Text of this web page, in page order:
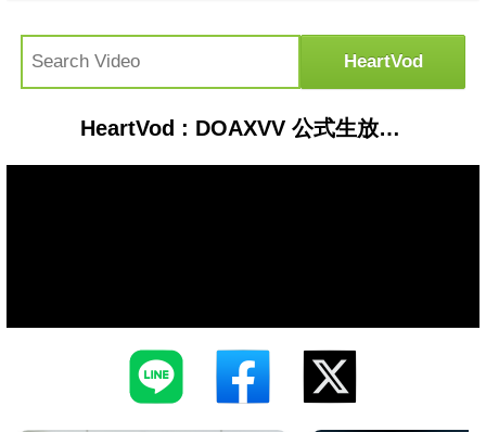
HeartVod : DOAXVV 公式生放送出張版 第2弾